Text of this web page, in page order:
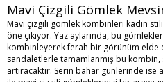
Mavi Çizgili Gömlek
Mavi çizgili gömlek kombinleri kadın
öne çıkıyor. Yaz aylarında, bu
kombinleyerek ferah bir görünüm elde
sandaletlerle tamamlanmış bu kombin,
artıracaktır. Serin bahar günlerinde ise